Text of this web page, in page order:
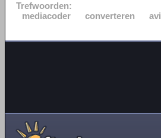
Trefwoorden:
mediacoder
converteren avi